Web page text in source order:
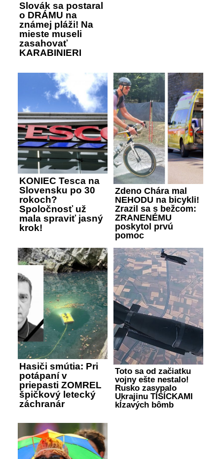
Slovák sa postaral
o DRÁMU na
známej pláži! Na
mieste museli
zasahovať
KARABINIERI
KONIEC Tesca na
Slovensku po 30
rokoch?
Spoločnosť už
mala spraviť jasný
krok!
Zdeno Chára mal
NEHODU na bicykli!
Zrazil sa s bežcom:
ZRANENÉMU
poskytol prvú
pomoc
Hasiči smútia: Pri
potápaní v
priepasti ZOMREL
špičkový letecký
záchranár
Toto sa od začiatku
vojny ešte nestalo!
Rusko zasypalo
Ukrajinu TISÍCKAMI
kĺzavých bômb